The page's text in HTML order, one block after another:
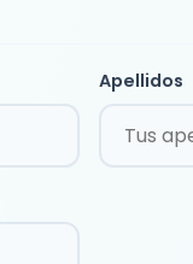
Apellidos